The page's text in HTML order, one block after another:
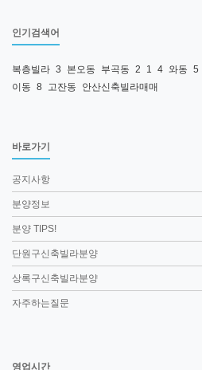
인기검색어
복층빌라 3 본오동 부곡동 2 1 4 와동 5
이동 8 고잔동 안산신축빌라매매
바로가기
공지사항
분양정보
분양 TIPS!
단원구신축빌라분양
상록구신축빌라분양
자주하는질문
영업시간